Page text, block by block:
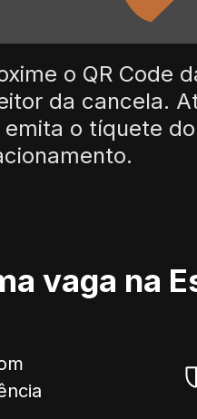
o QR Code
da cancela.
emita o tíquete do
vaga na